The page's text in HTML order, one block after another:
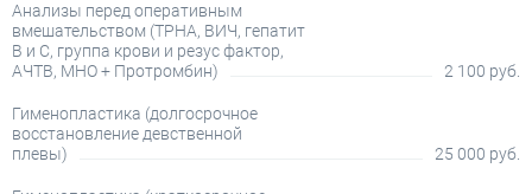
Анализы перед оперативным
вмешательством (TPHA, ВИЧ, гепатит
В и С, группа крови и резус фактор,
АЧТВ, МНО + Протромбин)
2 100 руб.
Гименопластика (долгосрочное
восстановление девственной
плевы)
25 000 руб.